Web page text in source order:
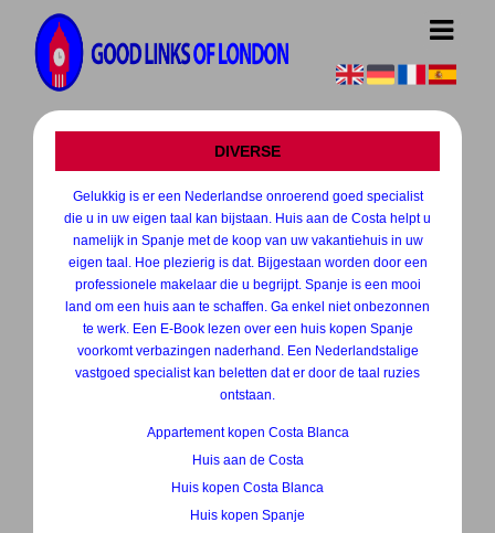
DIVERSE
Gelukkig is er een Nederlandse onroerend goed specialist
die u in uw eigen taal kan bijstaan. Huis aan de Costa helpt u
namelijk in Spanje met de koop van uw vakantiehuis in uw
eigen taal. Hoe plezierig is dat. Bijgestaan worden door een
professionele makelaar die u begrijpt. Spanje is een mooi
land om een huis aan te schaffen. Ga enkel niet onbezonnen
te werk. Een E-Book lezen over een huis kopen Spanje
voorkomt verbazingen naderhand. Een Nederlandstalige
vastgoed specialist kan beletten dat er door de taal ruzies
ontstaan.
Appartement kopen Costa Blanca
Huis aan de Costa
Huis kopen Costa Blanca
Huis kopen Spanje